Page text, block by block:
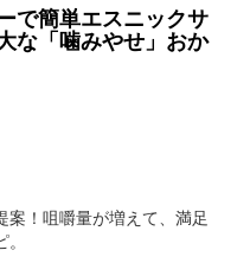
で簡単エスニックサ
な「噛みやせ」おか
！咀嚼量が増えて、満足